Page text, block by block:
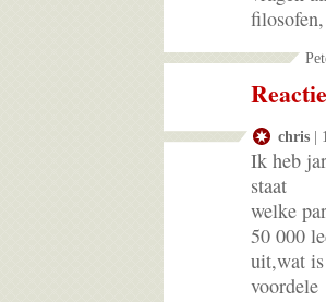
chris |
Ik heb
staat
welke
50 000
uit,wat
voordele